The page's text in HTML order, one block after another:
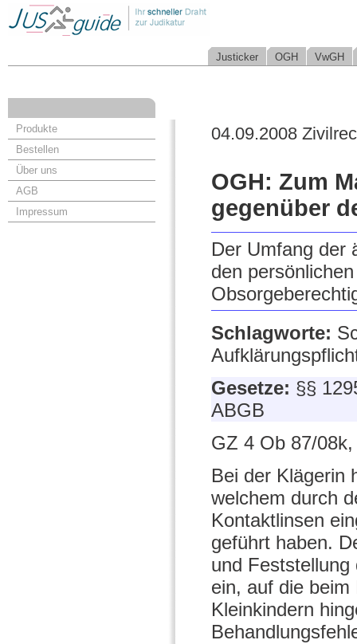
Justicker OGH VwGH
Produkte
Bestellen
Über uns
AGB
Impressum
04.09.2008
OGH: Zum
gegenüber
Der Umfang der
den
Schlagworte:
Gesetze: §§
ABGB
GZ 4 Ob 87/
Bei der Klägerin
welchem durch
Kontaktlinsen
geführt haben.
und
ein, auf die
Kleinkindern